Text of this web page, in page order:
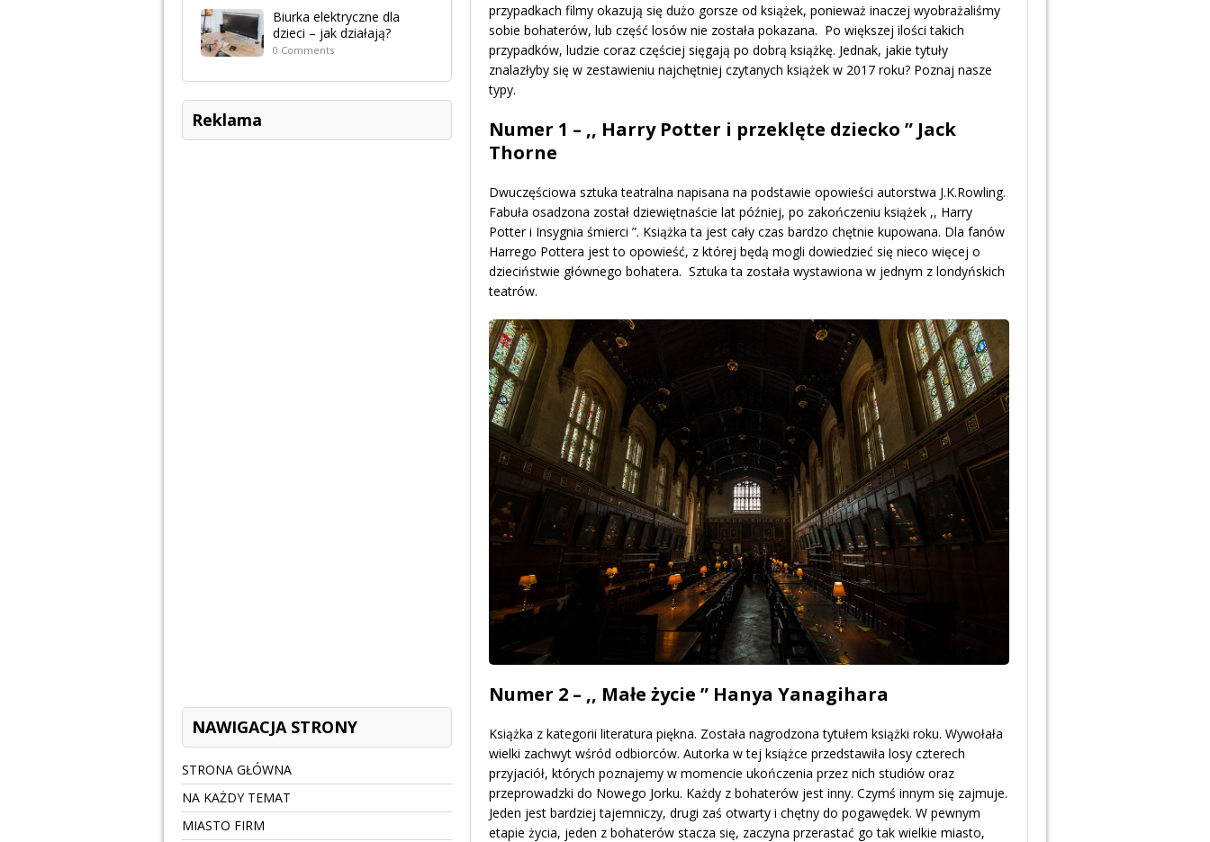
przypadkach filmy okazują się dużo gorsze od książek, ponieważ inaczej wyobrażaliśmy
sobie bohaterów, lub część losów nie została pokazana. Po większej ilości takich
przypadków, ludzie coraz częściej sięgają po dobrą książkę. Jednak, jakie tytuły
znalazłyby się w zestawieniu najchętniej czytanych książek w 2017 roku? Poznaj nasze
typy.
Numer 1 – ,, Harry Potter i przeklęte dziecko ” Jack
Thorne
Dwuczęściowa sztuka teatralna napisana na podstawie opowieści autorstwa J.K.Rowling.
Fabuła osadzona został dziewiętnaście lat później, po zakończeniu książek ,, Harry
Potter i Insygnia śmierci ”. Książka ta jest cały czas bardzo chętnie kupowana. Dla fanów
Harrego Pottera jest to opowieść, z której będą mogli dowiedzieć się nieco więcej o
dzieciństwie głównego bohatera. Sztuka ta została wystawiona w jednym z londyńskich
teatrów.
Numer 2 – ,, Małe życie ” Hanya Yanagihara
Książka z kategorii literatura piękna. Została nagrodzona tytułem książki roku. Wywołała
wielki zachwyt wśród odbiorców. Autorka w tej książce przedstawiła losy czterech
przyjaciół, których poznajemy w momencie ukończenia przez nich studiów oraz
przeprowadzki do Nowego Jorku. Każdy z bohaterów jest inny. Czymś innym się zajmuje.
Jeden jest bardziej tajemniczy, drugi zaś otwarty i chętny do pogawędek. W pewnym
etapie życia, jeden z bohaterów stacza się, zaczyna przerastać go tak wielkie miasto,
Biurka elektryczne dla
dzieci – jak działają?
0 Comments
Reklama
NAWIGACJA STRONY
STRONA GŁÓWNA
NA KAŻDY TEMAT
MIASTO FIRM